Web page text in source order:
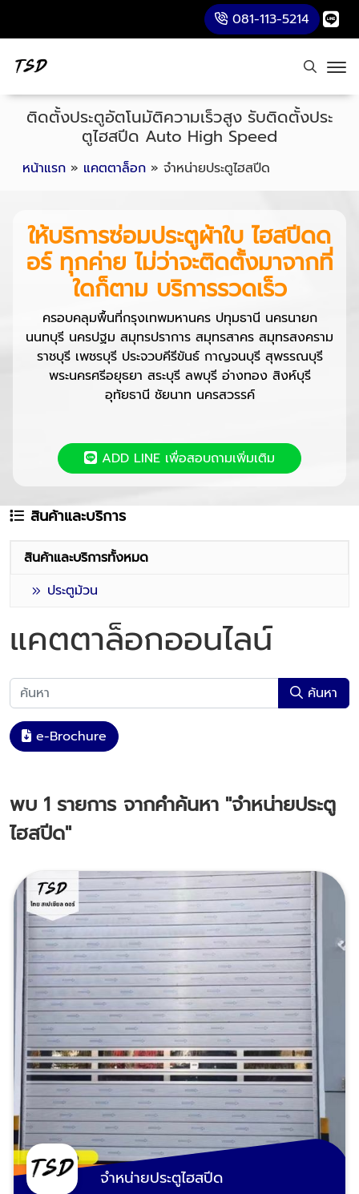
081-113-5214
หน้าแรก » แคตตาล็อก » จำหน่ายประตูไฮสปีด
ติดตั้งประตูอัตโนมัติความเร็วสูง รับติดตั้งประ
ตูไฮสปีด Auto High Speed
ให้บริการซ่อมประตูผ้าใบ ไฮสปีดด
อร์ ทุกค่าย ไม่ว่าจะติดตั้งมาจากที่
ใดก็ตาม บริการรวดเร็ว
ครอบคลุมพื้นที่กรุงเทพมหานคร ปทุมธานี นครนายก
นนทบุรี นครปฐม สมุทรปราการ สมุทรสาคร สมุทรสงคราม
ราชบุรี เพชรบุรี ประจวบคีรีขันธ์ กาญจนบุรี สุพรรณบุรี
พระนครศรีอยุธยา สระบุรี ลพบุรี อ่างทอง สิงห์บุรี
อุทัยธานี ชัยนาท นครสวรรค์
ADD LINE เพื่อสอบถามเพิ่มเติม
สินค้าและบริการ
สินค้าและบริการทั้งหมด
ประตูม้วน
แคตตาล็อกออนไลน์
ค้นหา
e-Brochure
พบ 1 รายการ จากคำค้นหา "จำหน่ายประตู
ไฮสปีด"
จำหน่ายประตูไฮสปีด